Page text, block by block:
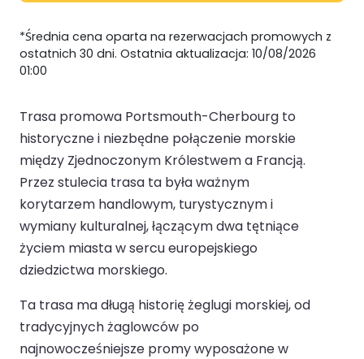
*Średnia cena oparta na rezerwacjach promowych z
ostatnich 30 dni. Ostatnia aktualizacja: 10/08/2026
01:00
Trasa promowa Portsmouth-Cherbourg to
historyczne i niezbędne połączenie morskie
między Zjednoczonym Królestwem a Francją.
Przez stulecia trasa ta była ważnym
korytarzem handlowym, turystycznym i
wymiany kulturalnej, łączącym dwa tętniące
życiem miasta w sercu europejskiego
dziedzictwa morskiego.
Ta trasa ma długą historię żeglugi morskiej, od
tradycyjnych żaglowców po
najnowocześniejsze promy wyposażone w